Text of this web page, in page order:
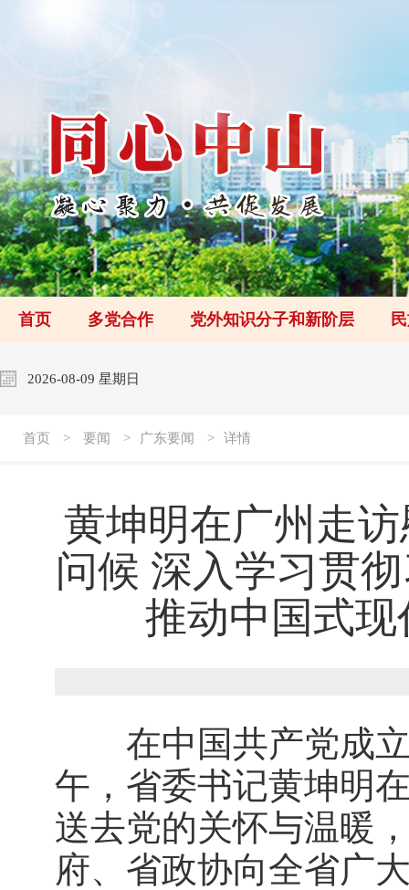
首页 多党合作 党外知识分子和新阶层
2026-08-09 星期日
首页 > 要闻 > 广东要闻 > 详情
黄坤明在广州走
问候 深入学习贯
推动中国式
在中国共产党成立
午，省委书记黄坤明
送去党的关怀与温暖
府、省政协向全省广